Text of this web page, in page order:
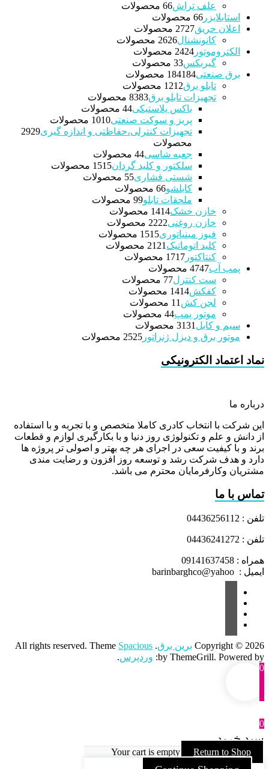
علف تراش 66 محصولات
استابلایزر
66 محصولات
اعلان حریق
2727 محصولات
کانونشنال
2626 محصولات
الکتروموتور
2424 محصولات
گیربکس 33 محصولات
برق صنعتی
184184 محصولات
تابلو برق
1212 محصولات
تجهیزات تابلو برق
8383 محصولات
باکس پلاستیکی 44 محصولات
پریز و سوکت صنعتی
1010 محصولات
تجهیزات کنترلی،حفاظتی و اندازه گیری
2929
محصولات
جعبه شاسی 44 محصولات
سلکتور و کلید گردان
1515 محصولات
شستی فشاری 55 محصولات
کابلشو 66 محصولات
ملحقات تابلو 99 محصولات
خازن خشک
1414 محصولات
خازن روغنی
2222 محصولات
فیوز مینیاتوری
1515 محصولات
کلید اتوماتیک
21 21 محصولات
کنتاکتور
1717 محصولات
پمپ آب
4747 محصولات
ست کنترل 77 محصولات
کفکش
1414 محصولات
لجن کش
1 1 محصولات
موتور پمپ 44 محصولات
سیم و کابل
3131 محصولات
موتور برق و دیزل ژنراتور
2525 محصولات
نماد اعتماد الکترونیکی
درباره ما
این شرکت با انتخاب کادری کاملا متخصص و با تجربه و با استفاده
از دانش و علم و تکنولوژی روز دنیا و با بکارگیری لوازم و قطعات
برند و با کیفیت سعی در اجرای هر چه بهتر و اصولی تر پروژه ها
دارد و هدف شرکت رشد و توسعه روز افزون و رضایت مندی
مشتریان وکارفرمایان محترم می باشد.
تماس با ما
تلفن : 04436256112
تلفن : 04436241272
همراه : 09141637458
ایمیل : barinbarghco@yahoo
Copyright © 2026 برین برق. All rights reserved. Theme
Spacious
by ThemeGrill. Powered by: وردپرس.
0
0
سبد خرید
Your cart is empty Return to Shop